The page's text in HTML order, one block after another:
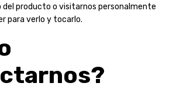
del producto o visitarnos personalmente
para verlo y tocarlo.